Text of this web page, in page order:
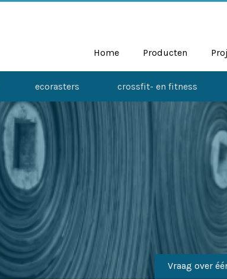
Home Producten
ecorasters crossfit- en fitness
Vraag over